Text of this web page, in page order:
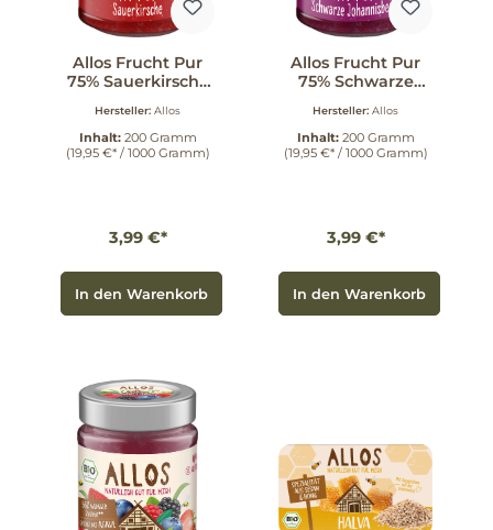
Allos Frucht Pur
75% Sauerkirsche
Hersteller: Allos
Inhalt: 200 Gramm
(19,95 €* / 1000 Gramm)
3,99 €*
In den Warenkorb
Allos Frucht Pur
75% Schwarze
200 g
Hersteller: Allos
Inhalt: 200 Gramm
(19,95 €* / 1000 Gramm)
3,99 €*
In den Warenkorb